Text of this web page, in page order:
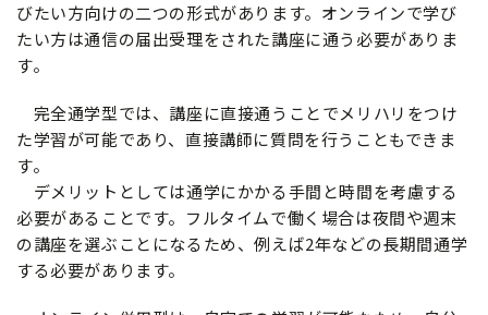
びたい方向けの二つの形式があります。オンラインで学び
たい方は通信の届出受理をされた講座に通う必要がありま
す。
完全通学型では、講座に直接通うことでメリハリをつけ
た学習が可能であり、直接講師に質問を行うこともできま
す。
デメリットとしては通学にかかる手間と時間を考慮する
必要があることです。フルタイムで働く場合は夜間や週末
の講座を選ぶことになるため、例えば2年などの長期間通学
する必要があります。